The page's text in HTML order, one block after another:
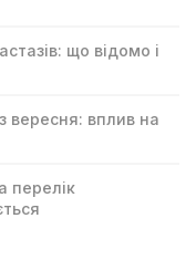
що відомо і
вересня: вплив на
перелік